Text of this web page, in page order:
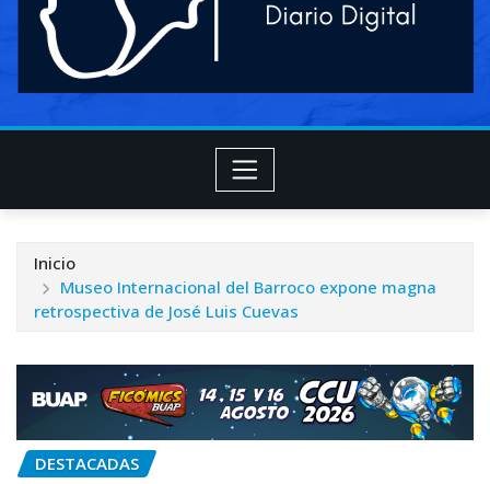
Inicio
Museo Internacional del Barroco expone magna
retrospectiva de José Luis Cuevas
DESTACADAS